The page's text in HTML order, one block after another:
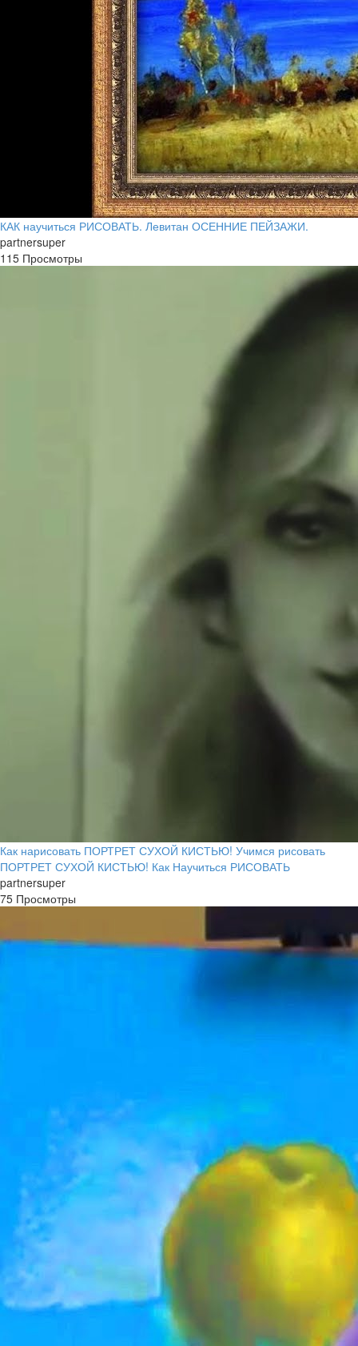
КАК научиться РИСОВАТЬ. Левитан ОСЕННИЕ ПЕЙЗАЖИ.
partnersuper
115 Просмотры
Как нарисовать ПОРТРЕТ СУХОЙ КИСТЬЮ! Учимся рисовать
ПОРТРЕТ СУХОЙ КИСТЬЮ! Как Научиться РИСОВАТЬ
partnersuper
75 Просмотры